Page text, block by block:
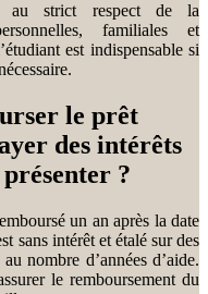
au strict respect de la
familiales et
est indispensable si
le prêt
des intérêts
?
un an après la date
sans intérêt et étalé sur des
nombre d’années d’aide.
le remboursement du